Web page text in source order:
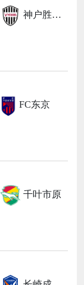
神户胜利船
FC东京
千叶市原